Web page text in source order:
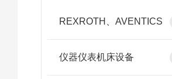
REXROTH、AVENTICS
仪器仪表机床设备